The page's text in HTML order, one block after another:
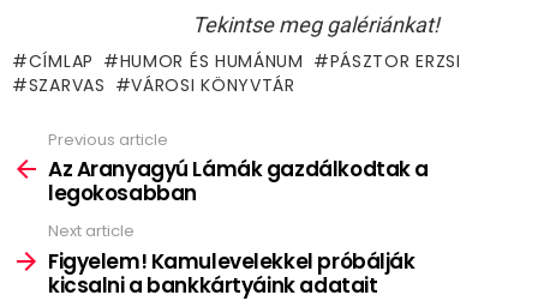
Tekintse meg galériánkat!
CÍMLAP HUMOR ÉS HUMÁNUM
PÁSZTOR ERZSI
SZARVAS
VÁROSI KÖNYVTÁR
more
Previous article
Az Aranyagyú Lámák gazdálkodtak a
legokosabban
Next article
Figyelem! Kamulevelekkel próbálják
kicsalni a bankkártyáink adatait